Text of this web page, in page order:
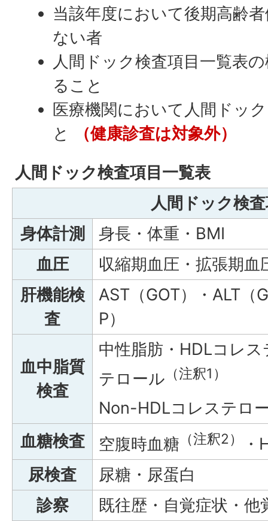
当該年度において後期高齢
ない者
人間ドック検査項目一覧表
ること
医療機関において人間ドッ
と
（健康診査は対象外）
人間ドック検査項目一覧表
人間ドック検
身体計測
身長・体重・BMI
血圧
収縮期血圧・拡張期血
肝機能検
査
AST（GOT）・ALT（
P）
血中脂質
検査
中性脂肪・HDLコレ
テロール （注釈1）
Non-HDLコレステロ
血糖検査
空腹時血糖 （注釈2）
・
尿検査
尿糖・尿蛋白
診察
既往歴・自覚症状・他